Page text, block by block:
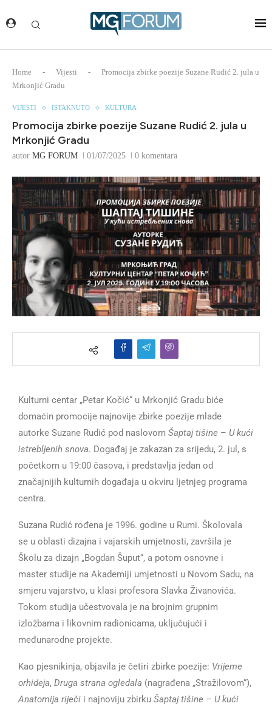
Home - Vijesti -
Promocija zbirke poezije Suzane Rudić 2. jula u
Mrkonjić Gradu
VIJESTI ISTAKNUTO KULTURA
Promocija zbirke poezije Suzane Rudić 2. jula u
Mrkonjić Gradu
autor MG FORUM 01/07/2025 0 komentara
Kulturni centar „Petar Kočić“ u Mrkonjić Gradu biće
domaćin promocije najnovije zbirke poezije mlade
autorke Suzane Rudić pod naslovom Šaptaj tišine – U kući
istrebljenih snova. Događaj je zakazan za srijedu, 2. jul, s
početkom u 19:00 časova, i predstavlja jedan od
značajnijih kulturnih događaja u okviru ljetnjeg programa
centra.
Suzana Rudić rođena je 1996. godine u Rumi. Školovala
se u oblasti dizajna i vajarskih umjetnosti, završila je
Školu za dizajn „Bogdan Šuput“, a potom osnovne i
master studije na Akademiji umjetnosti u Novom Sadu, na
smjeru vajarstvo, u klasi profesora Slavka Živanovića.
Tokom studija učestvovala je na brojnim grupnim
izložbama i likovnim radionicama, uključujući i
međunarodne projekte.
Kao pjesnikinja, objavila je četiri zbirke poezije: Vrijeme
orhideja, Druga strana ogledala (nagrađena „Stražilovom“),
Anatomija riječi i najnoviju zbirku Šaptaj tišine – U kući